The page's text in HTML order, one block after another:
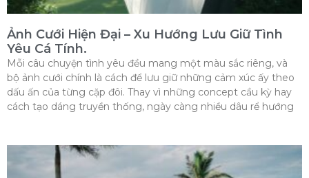
Ảnh Cưới Hiện Đại – Xu Hướng Lưu Giữ Tình
Yêu Cá Tính.
Mỗi câu chuyện tình yêu đều mang một màu sắc riêng, và
bộ ảnh cưới chính là cách để lưu giữ những cảm xúc ấy theo
dấu ấn của từng cặp đôi. Thay vì những concept cầu kỳ hay
cách tạo dáng truyền thống, ngày càng nhiều dâu rể hướng